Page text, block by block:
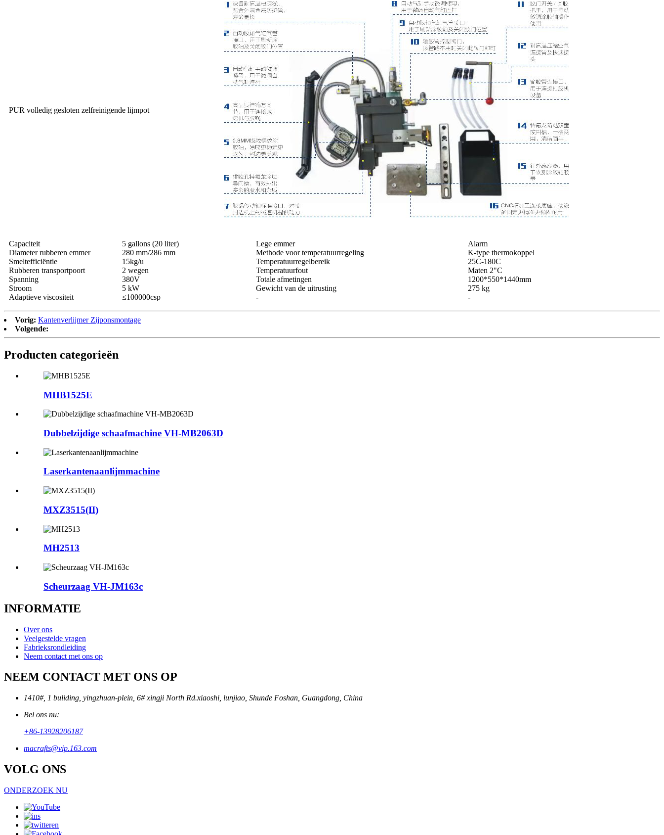
PUR volledig gesloten zelfreinigende lijmpot
Capaciteit 5 gallons (20 liter) Lege emmer
Alarm
Diameter rubberen emmer
280 mm/286 mm Methode voor temperatuurregeling
K-type thermokoppel
Smeltefficiëntie
15kg/u Temperatuurregelbereik
25C-180C
Rubberen transportpoort
2 wegen Temperatuurfout
Maten 2"C
Spanning
380V Totale afmetingen
1200*550*1440mm
Stroom
5 kW Gewicht van de uitrusting
275 kg
Adaptieve viscositeit
≤100000csp - -
Vorig: Kantenverlijmer Zijponsmontage
Volgende:
Producten categorieën
MHB1525E
Dubbelzijdige schaafmachine VH-MB2063D
Laserkantenaanlijmmachine
MXZ3515(II)
MH2513
Scheurzaag VH-JM163c
INFORMATIE
Over ons
Veelgestelde vragen
Fabrieksrondleiding
Neem contact met ons op
NEEM CONTACT MET ONS OP
1410#, 1 buliding, yingzhuan-plein, 6# xingji North Rd.xiaoshi, lunjiao, Shunde Foshan, Guangdong, China
Bel ons nu:
+86-13928206187
macrafts@vip.163.com
VOLG ONS
ONDERZOEK NU